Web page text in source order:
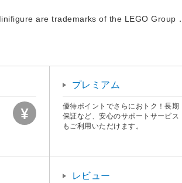
are trademarks of the LEGO Group
プレミアム
優待ポイントでさらにおトク！長期
保証など、安心のサポートサービス
もご利用いただけます。
レビュー